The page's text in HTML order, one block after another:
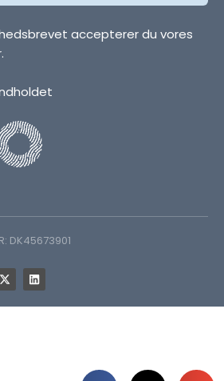
accepterer du vores
DK45673901